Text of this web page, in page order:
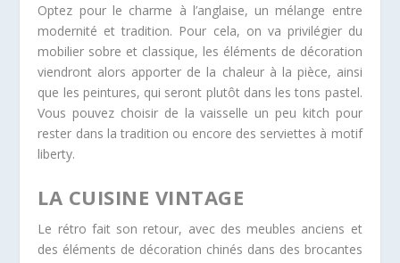
Optez pour le charme à l’anglaise, un mélange entre
modernité et tradition. Pour cela, on va privilégier du
mobilier sobre et classique, les éléments de décoration
viendront alors apporter de la chaleur à la pièce, ainsi
que les peintures, qui seront plutôt dans les tons pastel.
Vous pouvez choisir de la vaisselle un peu kitch pour
rester dans la tradition ou encore des serviettes à motif
liberty.
LA CUISINE VINTAGE
Le rétro fait son retour, avec des meubles anciens et
des éléments de décoration chinés dans des brocantes